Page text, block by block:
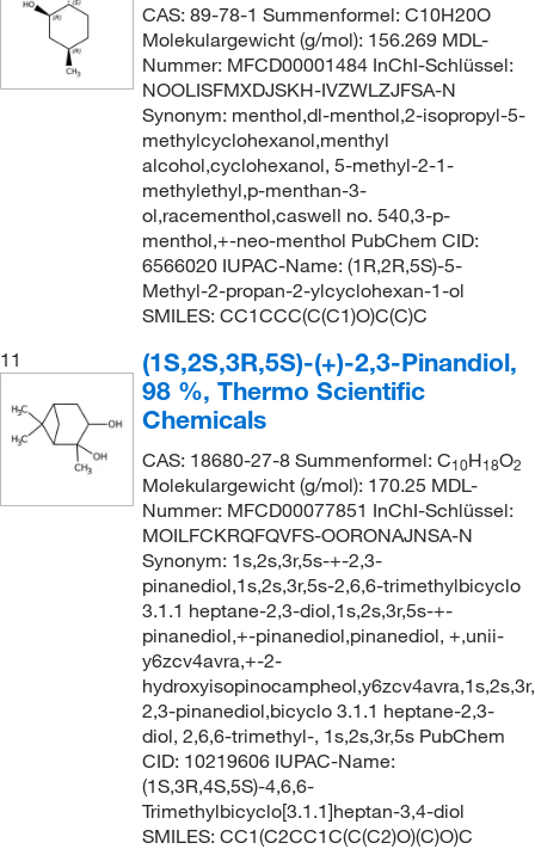
CAS: 89-78-1 Summenformel: C10H20O
Molekulargewicht (g/mol): 156.269 MDL-
Nummer: MFCD00001484 InChI-Schlüssel:
NOOLISFMXDJSKH-IVZWLZJFSA-N
Synonym: menthol,dl-menthol,2-isopropyl-5-
methylcyclohexanol,menthyl
alcohol,cyclohexanol, 5-methyl-2-1-
methylethyl,p-menthan-3-
ol,racementhol,caswell no. 540,3-p-
menthol,+-neo-menthol PubChem CID:
6566020 IUPAC-Name: (1R,2R,5S)-5-
Methyl-2-propan-2-ylcyclohexan-1-ol
SMILES: CC1CCC(C(C1)O)C(C)C
11
(1S,2S,3R,5S)-(+)-2,3-Pinandiol,
98 %, Thermo Scientific
Chemicals
CAS: 18680-27-8 Summenformel: C10H18O2
Molekulargewicht (g/mol): 170.25 MDL-
Nummer: MFCD00077851 InChI-Schlüssel:
MOILFCKRQFQVFS-OORONAJNSA-N
Synonym: 1s,2s,3r,5s-+-2,3-
pinanediol,1s,2s,3r,5s-2,6,6-trimethylbicyclo
3.1.1 heptane-2,3-diol,1s,2s,3r,5s-+-
pinanediol,+-pinanediol,pinanediol, +,unii-
y6zcv4avra,+-2-
2,3-pinanediol,bicyclo 3.1.1 heptane-2,3-
diol, 2,6,6-trimethyl-, 1s,2s,3r,5s PubChem
CID: 10219606 IUPAC-Name:
(1S,3R,4S,5S)-4,6,6-
Trimethylbicyclo[3.1.1]heptan-3,4-diol
SMILES: CC1(C2CC1C(C(C2)O)(C)O)C